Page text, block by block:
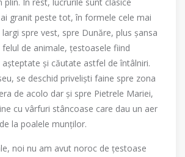
granit peste tot, în formele cele mai
spre vest, spre Dunăre, plus șansa
de animale, țestoasele fiind
și căutate astfel de întâlniri.
se deschid priveliști faine spre zona
de acolo dar și spre Pietrele Mariei,
cu vârfuri stâncoase care dau un aer
la poalele munților.
noi nu am avut noroc de țestoase